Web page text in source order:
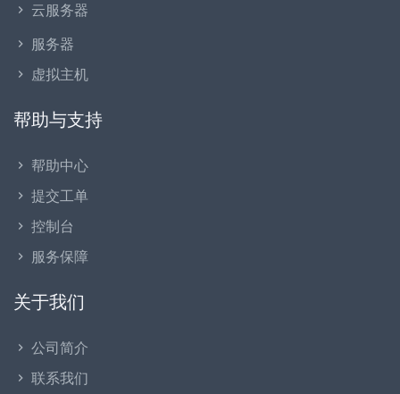
云服务器
服务器
虚拟主机
帮助与支持
帮助中心
提交工单
控制台
服务保障
关于我们
公司简介
联系我们